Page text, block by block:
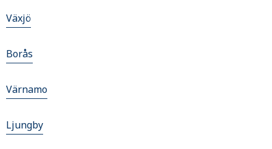
Växjö
Borås
Värnamo
Ljungby